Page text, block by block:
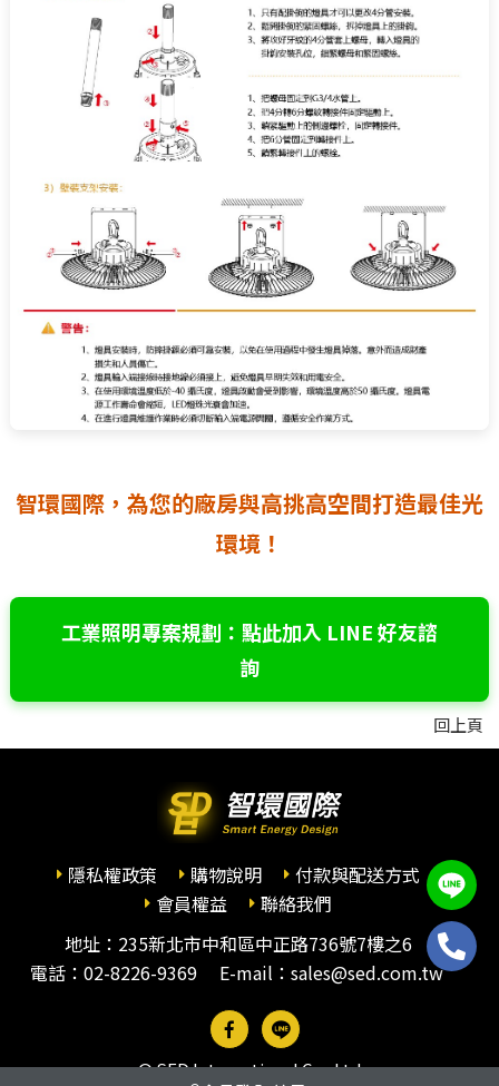
智環國際，為您的廠房與高挑高空間打造最佳光
環境！
工業照明專案規劃：點此加入 LINE 好友諮
詢
回上頁
隱私權政策 購物說明
付款與配送方式
會員權益
聯絡我們
地址：235新北市中和區中正路736號7樓之6
電話： 02-8226-9369 E-mail：sales@sed.com.tw
© SED International Co., Ltd